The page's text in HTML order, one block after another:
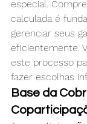
especial.
calculada é
gerenciar seus
eficientemente.
este processo
fazer escolhas
Base da